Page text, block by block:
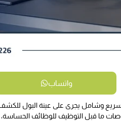
واتساب
ما قبل التوظيف للوظائف